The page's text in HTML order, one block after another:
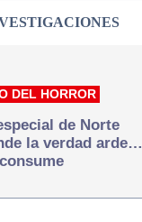
DEL HORROR
de Norte
la verdad arde…